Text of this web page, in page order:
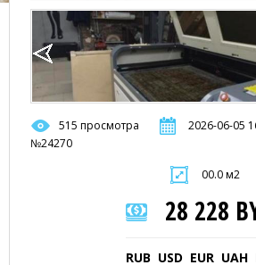
515 просмотра
2026-06-05
№24270
00.0 м2
28 228
RUB USD EUR UAH